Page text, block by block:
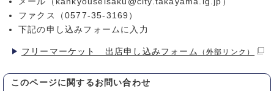
ファクス（0577-35-3169）
下記の申し込みフォームに入力
フリーマーケット 出店申し込みフォーム （外部リンク）
このページに関する お問い合わせ